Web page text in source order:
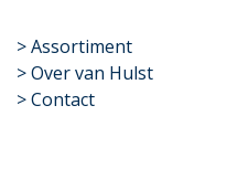
​>Assortiment
> Over van Hulst
> Contact